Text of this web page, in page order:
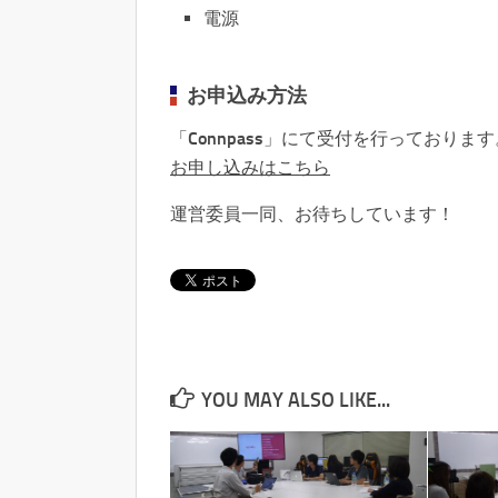
電源
お申込み方法
「Connpass」にて受付を行っておりま
お申し込みはこちら
運営委員一同、お待ちしています！
YOU MAY ALSO LIKE...